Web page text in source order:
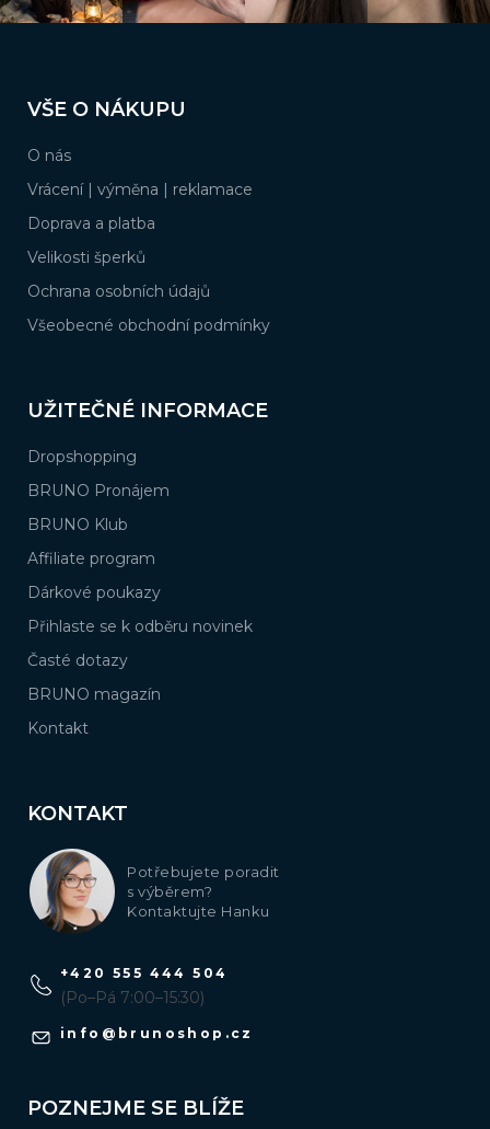
pVŠE O NÁKUPU
O nás
Vrácení | výměna | reklamace
Doprava a platba
Velikosti šperků
Ochrana osobních údajů
Všeobecné obchodní podmínky
UŽITEČNÉ INFORMACE
Dropshopping
BRUNO Pronájem
BRUNO Klub
Affiliate program
Dárkové poukazy
Přihlaste se k odběru novinek
Časté dotazy
BRUNO magazín
Kontakt
KONTAKT
Potřebujete poradit
s výběrem?
Kontaktujte Hanku
info @ brunoshop.cz
+420 555 444 504
(Po–Pá 7:00–15:30)
POZNEJME SE BLÍŽE